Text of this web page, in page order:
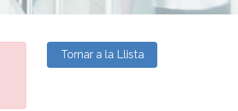
Tornar a la Llista